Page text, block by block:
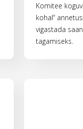
Komitee
kohal“
vigastada
tagamiseks.